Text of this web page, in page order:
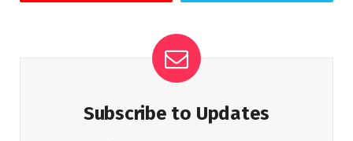
Subscribe to Updates